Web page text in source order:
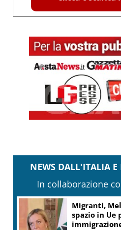
NEWS DALL'ITALIA
In collaborazione
Migranti,
spazio in Ue